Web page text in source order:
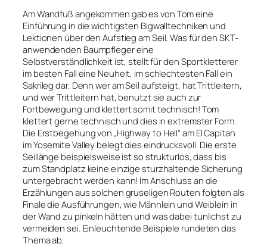
Am Wandfuß angekommen gab es von Tom eine
Einführung in die wichtigsten Bigwalltechniken und
Lektionen über den Aufstieg am Seil. Was für den SKT-
anwendenden Baumpfleger eine
Selbstverständlichkeit ist, stellt für den Sportkletterer
im besten Fall eine Neuheit, im schlechtesten Fall ein
Sakrileg dar. Denn wer am Seil aufsteigt, hat Trittleitern,
und wer Trittleitern hat, benutzt sie auch zur
Fortbewegung und klettert somit technisch! Tom
klettert gerne technisch und dies in extremster Form.
Die Erstbegehung von „Highway to Hell“ am El Capitan
im Yosemite Valley belegt dies eindrucksvoll. Die erste
Seillänge beispielsweise ist so strukturlos, dass bis
zum Standplatz keine einzige sturzhaltende Sicherung
untergebracht werden kann! Im Anschluss an die
Erzählungen aus solchen gruseligen Routen folgten als
Finale die Ausführungen, wie Männlein und Weiblein in
der Wand zu pinkeln hätten und was dabei tunlichst zu
vermeiden sei. Einleuchtende Beispiele rundeten das
Thema ab.